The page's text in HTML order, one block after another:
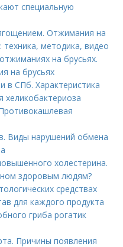
специальную
Отжимания на
методика, видео
на брусьях.
на брусьях
в СПб. Характеристика
хеликобактериоза
Виды нарушений обмена
холестерина.
здоровым людям?
средствах
для каждого продукта
гриба рогатик
Причины появления